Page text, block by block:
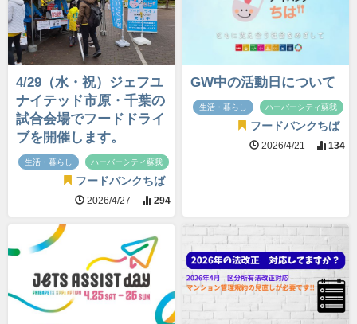
4/29（水・祝）ジェフユ
ナイテッド市原・千葉の
試合会場でフードドライ
ブを開催します。
生活・暮らし ハーバーシティ蘇我
フードバンクちば
2026/4/27 294
GW中の活動日について
生活・暮らし ハーバーシティ蘇我
フードバンクちば
2026/4/21 134